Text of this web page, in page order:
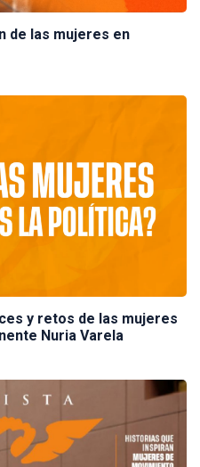
de las mujeres en
y retos de las mujeres
Nuria Varela